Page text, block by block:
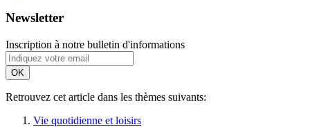
Newsletter
Inscription à notre bulletin d'informations
OK
Retrouvez cet article dans les thèmes suivants:
Vie quotidienne et loisirs